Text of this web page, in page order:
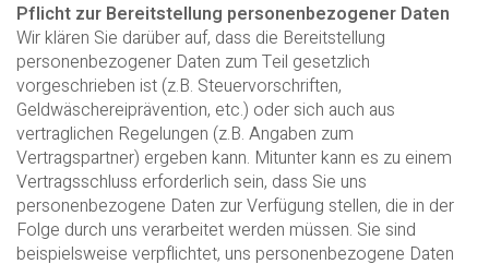
Pflicht zur Bereitstellung personenbezogener Daten
Wir klären Sie darüber auf, dass die Bereitstellung
personenbezogener Daten zum Teil gesetzlich
vorgeschrieben ist (z.B. Steuervorschriften,
Geldwäschereiprävention, etc.) oder sich auch aus
vertraglichen Regelungen (z.B. Angaben zum
Vertragspartner) ergeben kann. Mitunter kann es zu einem
Vertragsschluss erforderlich sein, dass Sie uns
personenbezogene Daten zur Verfügung stellen, die in der
Folge durch uns verarbeitet werden müssen. Sie sind
beispielsweise verpflichtet, uns personenbezogene Daten